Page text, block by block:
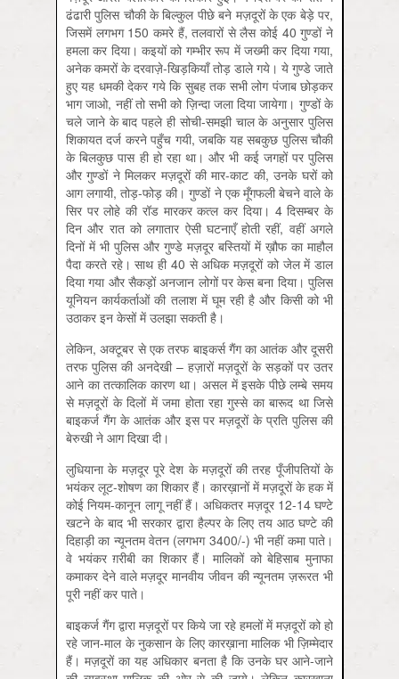
ढंढारी पुलिस चौकी के बिल्कुल पीछे बने मज़दूरों के एक बेड़े पर,
जिसमें लगभग 150 कमरे हैं, तलवारों से लैस कोई 40 गुण्डों ने
हमला कर दिया। कइयों को गम्भीर रूप में जख्मी कर दिया गया,
अनेक कमरों के दरवाज़े-खिड़कियाँ तोड़ डाले गये। ये गुण्डे जाते
हुए यह धमकी देकर गये कि सुबह तक सभी लोग पंजाब छोड़कर
भाग जाओ, नहीं तो सभी को ज़िन्दा जला दिया जायेगा। गुण्डों के
चले जाने के बाद पहले ही सोची-समझी चाल के अनुसार पुलिस
शिकायत दर्ज करने पहुँच गयी, जबकि यह सबकुछ पुलिस चौकी
के बिलकुछ पास ही हो रहा था। और भी कई जगहों पर पुलिस
और गुण्डों ने मिलकर मज़दूरों की मार-काट की, उनके घरों को
आग लगायी, तोड़-फोड़ की। गुण्डों ने एक मूँगफली बेचने वाले के
सिर पर लोहे की रॉड मारकर कत्ल कर दिया। 4 दिसम्बर के
दिन और रात को लगातार ऐसी घटनाएँ होती रहीं, वहीं अगले
दिनों में भी पुलिस और गुण्डे मज़दूर बस्तियों में ख़ौफ का माहौल
पैदा करते रहे। साथ ही 40 से अधिक मज़दूरों को जेल में डाल
दिया गया और सैकड़ों अनजान लोगों पर केस बना दिया। पुलिस
यूनियन कार्यकर्ताओं की तलाश में घूम रही है और किसी को भी
उठाकर इन केसों में उलझा सकती है।
लेकिन, अक्टूबर से एक तरफ बाइकर्स गैंग का आतंक और दूसरी
तरफ पुलिस की अनदेखी – हज़ारों मज़दूरों के सड़कों पर उतर
आने का तत्कालिक कारण था। असल में इसके पीछे लम्बे समय
से मज़दूरों के दिलों में जमा होता रहा गुस्से का बारूद था जिसे
बाइकर्ज गैंग के आतंक और इस पर मज़दूरों के प्रति पुलिस की
बेरुखी ने आग दिखा दी।
लुधियाना के मज़दूर पूरे देश के मज़दूरों की तरह पूँजीपतियों के
भयंकर लूट-शोषण का शिकार हैं। कारख़ानों में मज़दूरों के हक में
कोई नियम-कानून लागू नहीं हैं। अधिकतर मज़दूर 12-14 घण्टे
खटने के बाद भी सरकार द्वारा हैल्पर के लिए तय आठ घण्टे की
दिहाड़ी का न्यूनतम वेतन (लगभग 3400/-) भी नहीं कमा पाते।
वे भयंकर ग़रीबी का शिकार हैं। मालिकों को बेहिसाब मुनाफा
कमाकर देने वाले मज़दूर मानवीय जीवन की न्यूनतम ज़रूरत भी
पूरी नहीं कर पाते।
बाइकर्ज गैंग द्वारा मज़दूरों पर किये जा रहे हमलों में मज़दूरों को हो
रहे जान-माल के नुकसान के लिए कारख़ाना मालिक भी ज़िम्मेदार
हैं। मज़दूरों का यह अधिकार बनता है कि उनके घर आने-जाने